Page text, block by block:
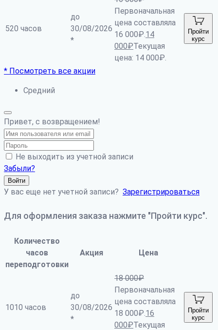
520 часов
до
30/08/2026
*
Первоначальная
цена составляла
16 000₽.14
000₽Текущая
цена: 14 000₽.
Пройти
курс
* Посмотреть все акции
Средний
Привет, с возвращением!
Не выходить из учетной записи
Забыли?
Войти
У вас еще нет учетной записи? Зарегистрироваться
Для оформления заказа нажмите "Пройти курс".
Количество
часов
переподготовки
Акция Цена
1010 часов
до
30/08/2026
*
18 000₽
Первоначальная
цена составляла
18 000₽.16
000₽Текущая
Пройти
курс